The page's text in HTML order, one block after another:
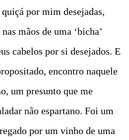
por mim desejadas,
mãos de uma ‘bicha’
cabelos por si desejados. E
encontro naquele
um presunto que me
não espartano. Foi um
por um vinho de uma